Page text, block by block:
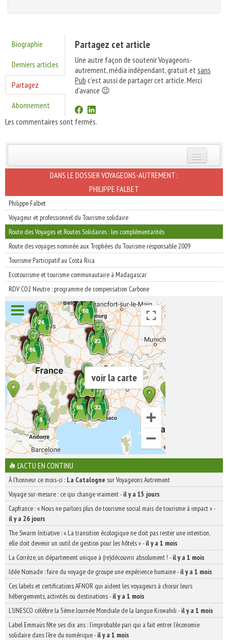
Biographie
Derniers articles
Partagez
Abonnement
Partagez cet article
Une autre façon de soutenir Voyageons-
autrement, média indépendant, gratuit etsans
Pub c'est aussi de partager cet article. Merci
d'avance 😉
Les commentaires sont fermés.
INSCRIVEZ-VOUS | ABONNEZ-VOUS
DANS LE DOSSIER VOYAGEONS-AUTREMENT :
PHILIPPE FALBET
Philippe Falbet
Voyageur et professionnel du Tourisme solidaire
Route des Voyages et Routes Solidaires : les complémentarités
Route des voyages nominée aux Trophées du Tourisme responsable 2009
Tourisme Participatif au Costa Rica
Ecotourisme et tourisme communautaire à Madagascar
RDV CO2 Neutre : programme de compensation Carbone
voir la carte
L'ACTU EN CONTINU
À l'honneur ce mois-ci : La Catalogne sur Voyageons Autrement
Voyage sur-mesure : ce qui change vraiment-il y a 15 jours
Capfrance : « Nous ne parlons plus de tourisme social mais de tourisme à impact »-
il y a 26 jours
The Swarm Initiative : « La transition écologique ne doit pas rester une intention,
elle doit devenir un outil de gestion pour les hôtels »-il y a 1 mois
La Corrèze, un département unique à (re)découvrir absolument ! -il y a 1 mois
Idée Nomade : faire du voyage de groupe une expérience humaine-il y a 1 mois
Ces labels et certifications AFNOR qui aident les voyageurs à choisir leurs
hébergements, activités ou destinations-il y a 1 mois
L’UNESCO célèbre la 5ème Journée Mondiale de la langue Kiswahili -il y a 1 mois
Label Emmaüs fête ses dix ans : l’improbable pari qui a fait entrer l’économie
solidaire dans l’ère du numérique-il y a 1 mois